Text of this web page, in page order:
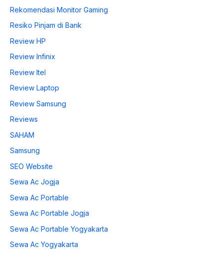
Rekomendasi Monitor Gaming
Resiko Pinjam di Bank
Review HP
Review Infinix
Review Itel
Review Laptop
Review Samsung
Reviews
SAHAM
Samsung
SEO Website
Sewa Ac Jogja
Sewa Ac Portable
Sewa Ac Portable Jogja
Sewa Ac Portable Yogyakarta
Sewa Ac Yogyakarta